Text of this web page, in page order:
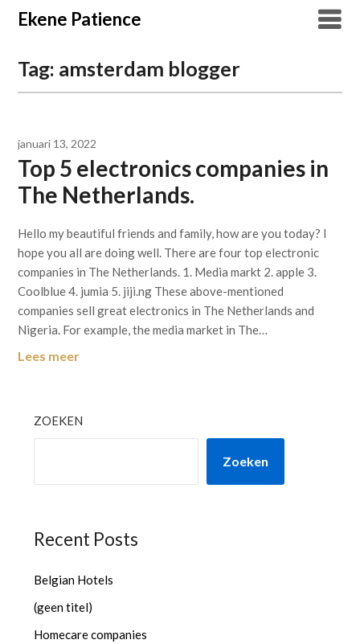
Overslaan
naar
Ekene Patience
Tag: amsterdam blogger
januari 13, 2022
Top 5 electronics companies in
The Netherlands.
Hello my beautiful friends and family, how are you today? I
hope you all are doing well. There are four top electronic
companies in The Netherlands. 1. Media markt 2. apple 3.
Coolblue 4. jumia 5. jiji.ng These above-mentioned
companies sell great electronics in The Netherlands and
Nigeria. For example, the media market in The…
Lees meer
ZOEKEN
Zoeken
Recent Posts
Belgian Hotels
(geen titel)
Homecare companies